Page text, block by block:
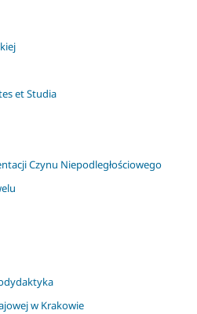
et Studia
Czynu Niepodległościowego
w Krakowie